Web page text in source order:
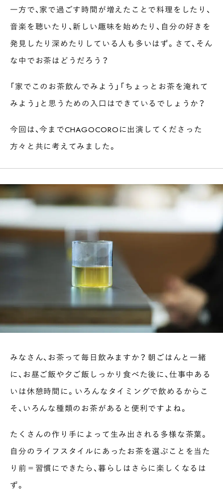
一方で、家で過ごす時間が増えたことで料理をしたり、
音楽を聴いたり、新しい趣味を始めたり、自分の好きを
発見したり深めたりしている人も多いはず。さて、そん
な中でお茶はどうだろう？
「家でこのお茶飲んでみよう」「ちょっとお茶を淹れて
みよう」と思うための入口はできているでしょうか？
今回は、今までCHAGOCOROに出演してくださった
方々と共に考えてみました。
みなさん、お茶って毎日飲みますか？ 朝ごはんと一緒
に、お昼ご飯や夕ご飯しっかり食べた後に、仕事中ある
いは休憩時間に。いろんなタイミングで飲めるからこ
そ、いろんな種類のお茶があると便利ですよね。
たくさんの作り手によって生み出される多様な茶葉。
自分のライフスタイルにあったお茶を選ぶことを当た
り前＝習慣にできたら、暮らしはさらに楽しくなるは
ず。